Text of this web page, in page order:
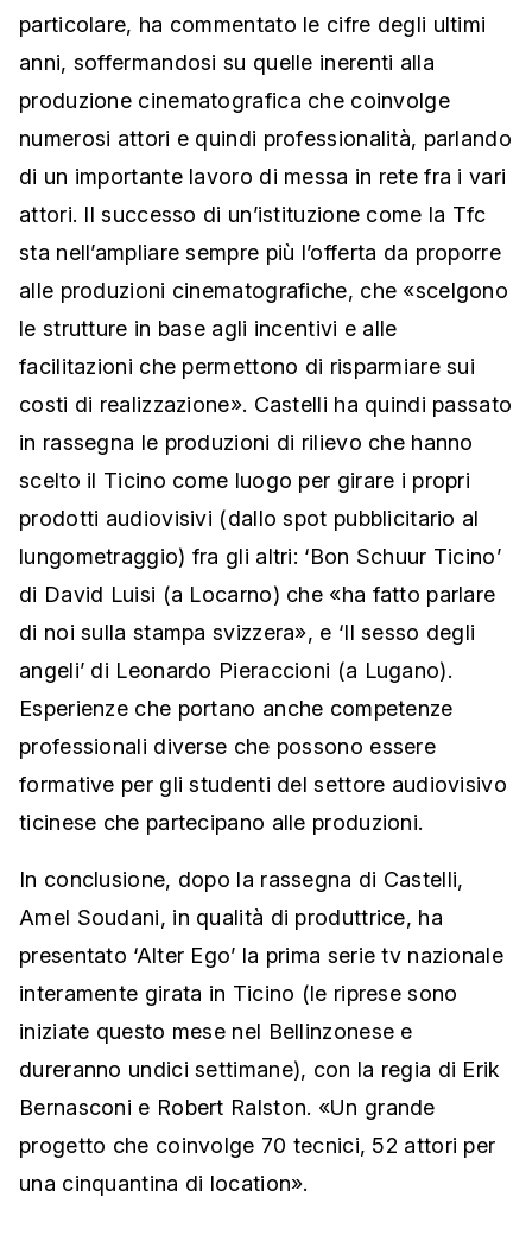
particolare, ha commentato le cifre degli ultimi
anni, soffermandosi su quelle inerenti alla
produzione cinematografica che coinvolge
numerosi attori e quindi professionalità, parlando
di un importante lavoro di messa in rete fra i vari
attori. Il successo di un’istituzione come la Tfc
sta nell’ampliare sempre più l’offerta da proporre
alle produzioni cinematografiche, che «scelgono
le strutture in base agli incentivi e alle
facilitazioni che permettono di risparmiare sui
costi di realizzazione». Castelli ha quindi passato
in rassegna le produzioni di rilievo che hanno
scelto il Ticino come luogo per girare i propri
prodotti audiovisivi (dallo spot pubblicitario al
lungometraggio) fra gli altri: ‘Bon Schuur Ticino’
di David Luisi (a Locarno) che «ha fatto parlare
di noi sulla stampa svizzera», e ‘Il sesso degli
angeli’ di Leonardo Pieraccioni (a Lugano).
Esperienze che portano anche competenze
professionali diverse che possono essere
formative per gli studenti del settore audiovisivo
ticinese che partecipano alle produzioni.
In conclusione, dopo la rassegna di Castelli,
Amel Soudani, in qualità di produttrice, ha
presentato ‘Alter Ego’ la prima serie tv nazionale
interamente girata in Ticino (le riprese sono
iniziate questo mese nel Bellinzonese e
dureranno undici settimane), con la regia di Erik
Bernasconi e Robert Ralston. «Un grande
progetto che coinvolge 70 tecnici, 52 attori per
una cinquantina di location».